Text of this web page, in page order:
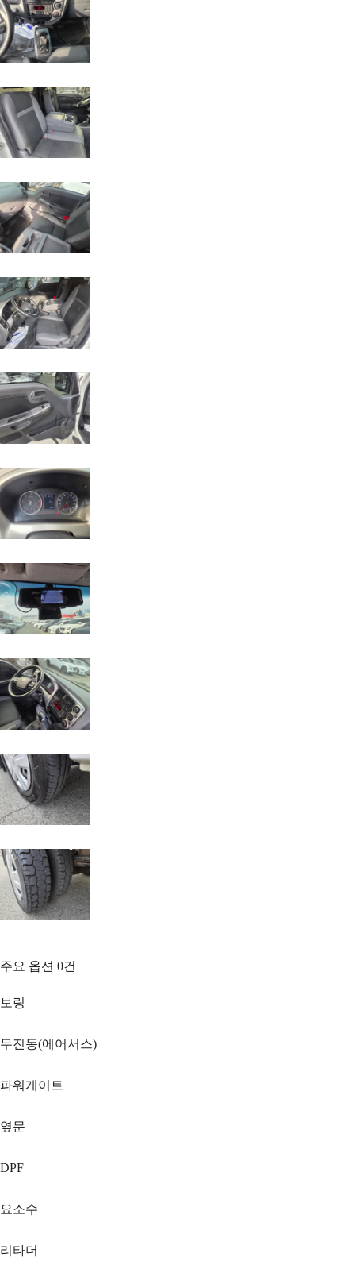
주요 옵션 0건
보링
무진동(에어서스)
파워게이트
옆문
DPF
요소수
리타더